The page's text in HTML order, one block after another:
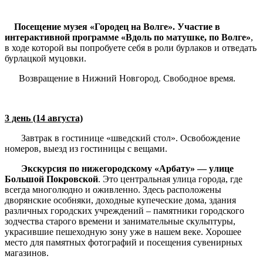
Посещение музея «Городец на Волге». Участие в
интерактивной программе «Вдоль по матушке, по Волге»,
в ходе которой вы попробуете себя в роли бурлаков и отведать
бурлацкой муцовки.
Возвращение в Нижний Новгород. Свободное время.
3 день (14 августа)
Завтрак в гостинице «шведский стол». Освобождение
номеров, выезд из гостиницы с вещами.
Экскурсия по нижегородскому «Арбату» — улице
Большой Покровской. Это центральная улица города, где
всегда многолюдно и оживленно. Здесь расположены
дворянские особняки, доходные купеческие дома, здания
различных городских учреждений – памятники городского
зодчества старого времени и занимательные скульптуры,
украсившие пешеходную зону уже в нашем веке. Хорошее
место для памятных фотографий и посещения сувенирных
магазинов.